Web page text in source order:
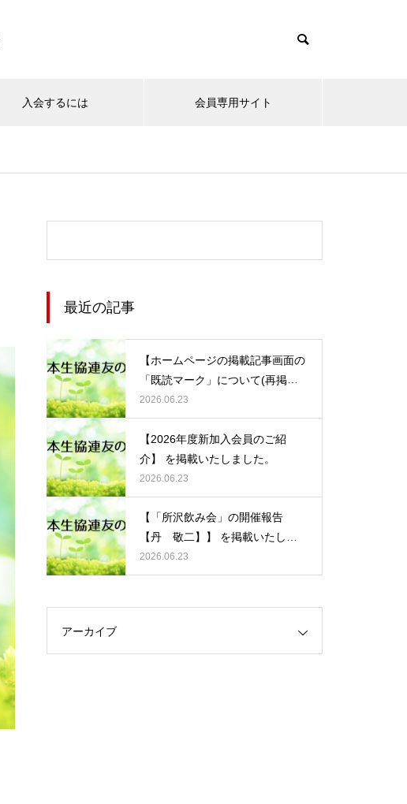
入会するには 会員専用サイト
最近の記事
【ホームページの掲載記事画面の
「既読マーク」について(再掲
載)】 を掲載いたしました。
2026.06.23
【2026年度新加入会員のご紹
介】 を掲載いたしました。
2026.06.23
【「所沢飲み会」の開催報告
【丹 敬二】】 を掲載いたしま
した。
2026.06.23
アーカイブ